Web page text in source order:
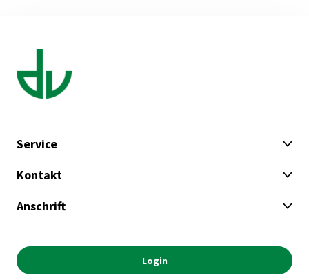
Service
Kontakt
Anschrift
Login